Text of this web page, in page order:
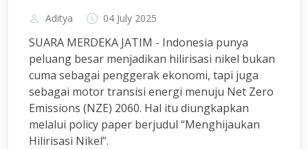
Aditya 04 July 2025
SUARA MERDEKA JATIM - Indonesia punya
peluang besar menjadikan hilirisasi nikel bukan
cuma sebagai penggerak ekonomi, tapi juga
sebagai motor transisi energi menuju Net Zero
Emissions (NZE) 2060. Hal itu diungkapkan
melalui policy paper berjudul “Menghijaukan
Hilirisasi Nikel”.